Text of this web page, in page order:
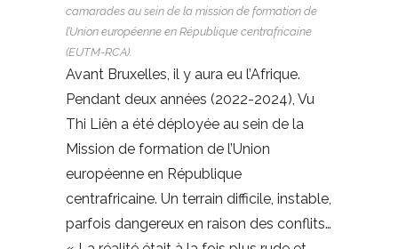
camarades au sein de la mission de formation de
l’Union européenne en République centrafricaine
(EUTM-RCA).
Avant Bruxelles, il y aura eu l’Afrique.
Pendant deux années (2022-2024), Vu
Thi Liên a été déployée au sein de la
Mission de formation de l’Union
européenne en République
centrafricaine. Un terrain difficile, instable,
parfois dangereux en raison des conflits…